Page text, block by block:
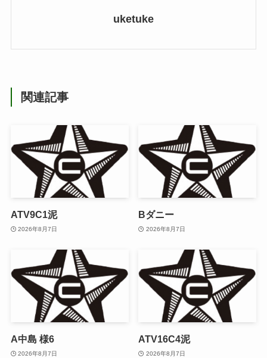
uketuke
関連記事
ATV9C1泥
2026年8月7日
Bダニー
2026年8月7日
A中島 様6
2026年8月7日
ATV16C4泥
2026年8月7日